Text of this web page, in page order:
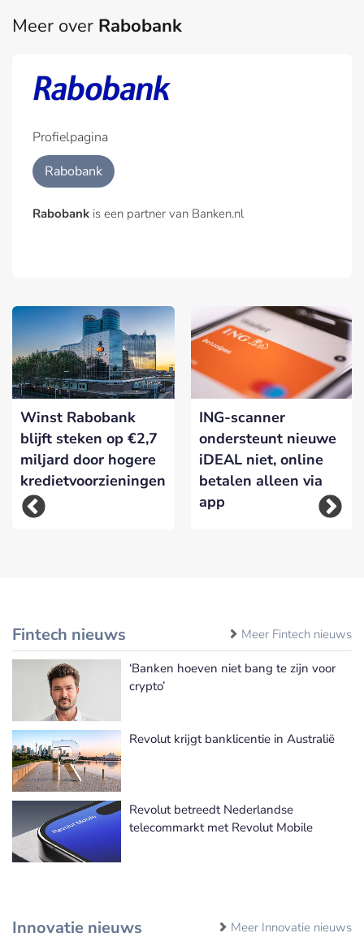
Meer over Rabobank
Profielpagina
Rabobank
Rabobank is een partner van Banken.nl
Winst Rabobank
blijft steken op €2,7
miljard door hogere
kredietvoorzieningen
ING-scanner
ondersteunt nieuwe
iDEAL niet, online
betalen alleen via
app
Fintech nieuws Meer Fintech nieuws
‘Banken hoeven niet bang te zijn voor
crypto’
Revolut krijgt banklicentie in Australië
Revolut betreedt Nederlandse
telecommarkt met Revolut Mobile
Innovatie nieuws Meer Innovatie nieuws